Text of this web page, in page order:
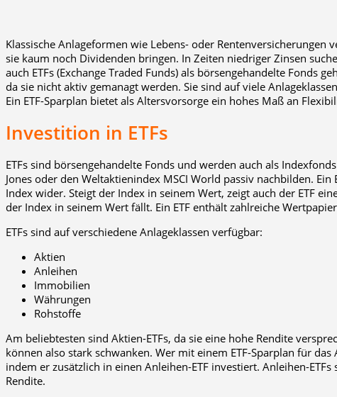
Klassische Anlageformen wie Lebens- oder
sie kaum noch Dividenden bringen. In Zeiten niedriger Zinsen
auch ETFs (Exchange Traded Funds) als börsengehandelte Fonds
da sie nicht aktiv gemanagt werden. Sie sind auf viele
Ein ETF-Sparplan bietet als Altersvorsorge ein hohes Maß an
Investition in ETFs
ETFs sind börsengehandelte Fonds und werden auch als
Jones oder den Weltaktienindex MSCI World passiv nachbilden.
Index wider. Steigt der Index in seinem Wert, zeigt auch der ETF
der Index in seinem Wert fällt. Ein ETF enthält zahlreiche
ETFs sind auf verschiedene Anlageklassen verfügbar:
Aktien
Anleihen
Immobilien
Währungen
Rohstoffe
Am beliebtesten sind Aktien-ETFs, da sie eine hohe Rendite
können also stark schwanken. Wer mit einem ETF-Sparplan für
indem er zusätzlich in einen Anleihen-ETF investiert. Anleihen-
Rendite.